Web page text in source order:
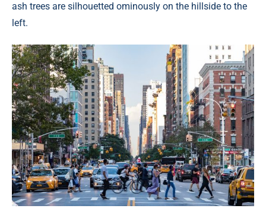
ash trees are silhouetted ominously on the hillside to the
left.